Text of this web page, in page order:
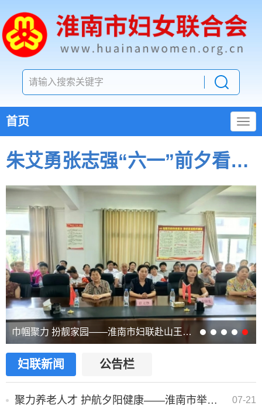
首页
朱艾勇张志强“六一”前夕看望慰问少年儿童
朱艾勇张志强“六一”前夕看望慰问少年儿童巾帼聚力 扮靓家园——淮南市妇联赴山王镇开展人居环境整治共建主题活动
妇联新闻 公告栏
聚力养老人才 护航夕阳健康——淮南市举办巾帼养老专场招聘会 07-21